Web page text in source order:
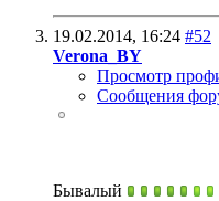
19.02.2014, 16:24 #52
Verona_BY
Просмотр
Сообщения
Бывалый